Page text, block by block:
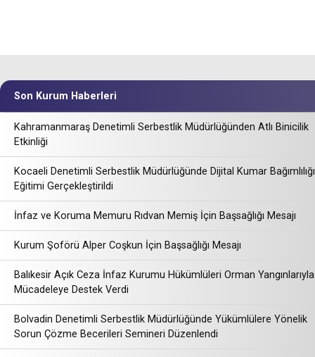
Son Kurum Haberleri
Kahramanmaraş Denetimli Serbestlik Müdürlüğünden Atlı Binicilik
Etkinliği
Kocaeli Denetimli Serbestlik Müdürlüğünde Dijital Kumar Bağımlılığı
Eğitimi Gerçekleştirildi
İnfaz ve Koruma Memuru Rıdvan Memiş İçin Başsağlığı Mesajı
Kurum Şoförü Alper Coşkun İçin Başsağlığı Mesajı
Balıkesir Açık Ceza İnfaz Kurumu Hükümlüleri Orman Yangınlarıyla
Mücadeleye Destek Verdi
Bolvadin Denetimli Serbestlik Müdürlüğünde Yükümlülere Yönelik
Sorun Çözme Becerileri Semineri Düzenlendi